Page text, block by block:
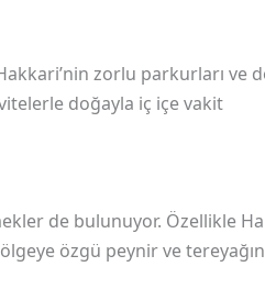
zorlu parkurları ve
doğayla iç içe vakit
de bulunuyor. Özellikle
özgü peynir ve